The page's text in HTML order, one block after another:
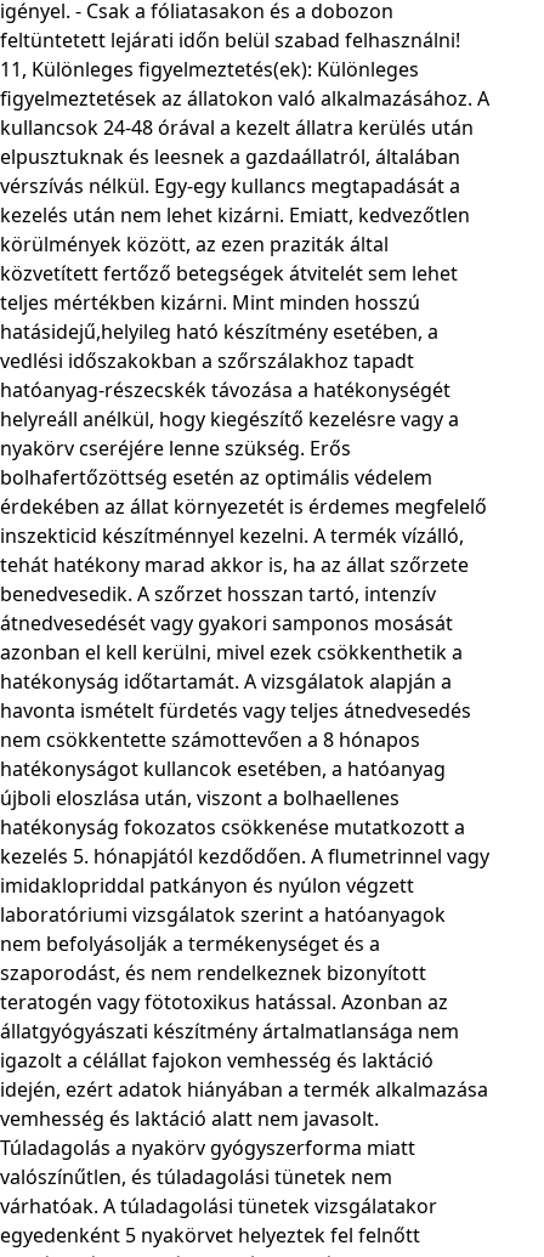
igényel. - Csak a fóliatasakon és a dobozon
feltüntetett lejárati időn belül szabad felhasználni!
11, Különleges figyelmeztetés(ek): Különleges
figyelmeztetések az állatokon való alkalmazásához. A
kullancsok 24-48 órával a kezelt állatra kerülés után
elpusztuknak és leesnek a gazdaállatról, általában
vérszívás nélkül. Egy-egy kullancs megtapadását a
kezelés után nem lehet kizárni. Emiatt, kedvezőtlen
körülmények között, az ezen praziták által
közvetített fertőző betegségek átvitelét sem lehet
teljes mértékben kizárni. Mint minden hosszú
hatásidejű,helyileg ható készítmény esetében, a
vedlési időszakokban a szőrszálakhoz tapadt
hatóanyag-részecskék távozása a hatékonységét
helyreáll anélkül, hogy kiegészítő kezelésre vagy a
nyakörv cseréjére lenne szükség. Erős
bolhafertőzöttség esetén az optimális védelem
érdekében az állat környezetét is érdemes megfelelő
inszekticid készítménnyel kezelni. A termék vízálló,
tehát hatékony marad akkor is, ha az állat szőrzete
benedvesedik. A szőrzet hosszan tartó, intenzív
átnedvesedését vagy gyakori samponos mosását
azonban el kell kerülni, mivel ezek csökkenthetik a
hatékonyság időtartamát. A vizsgálatok alapján a
havonta ismételt fürdetés vagy teljes átnedvesedés
nem csökkentette számottevően a 8 hónapos
hatékonyságot kullancok esetében, a hatóanyag
újboli eloszlása után, viszont a bolhaellenes
hatékonyság fokozatos csökkenése mutatkozott a
kezelés 5. hónapjától kezdődően. A flumetrinnel vagy
imidaklopriddal patkányon és nyúlon végzett
laboratóriumi vizsgálatok szerint a hatóanyagok
nem befolyásolják a termékenységet és a
szaporodást, és nem rendelkeznek bizonyított
teratogén vagy fötotoxikus hatással. Azonban az
állatgyógyászati készítmény ártalmatlansága nem
igazolt a célállat fajokon vemhesség és laktáció
idején, ezért adatok hiányában a termék alkalmazása
vemhesség és laktáció alatt nem javasolt.
Túladagolás a nyakörv gyógyszerforma miatt
valószínűtlen, és túladagolási tünetek nem
várhatóak. A túladagolási tünetek vizsgálatakor
egyedenként 5 nyakörvet helyeztek fel felnőtt